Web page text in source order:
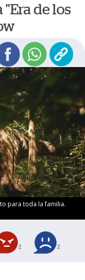
"Era de los
para toda la familia.
2 2